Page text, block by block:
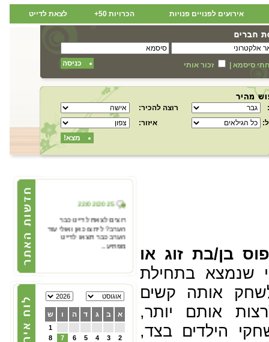
אירועים לפנויים פנויות הכרויות 50+ לצאת לדייט
סיסמא זכור אותי כניסה
רוצה להכיר:
איזור:
מצא!
בן/בת זוג או
שנמצא בתחילת
בלשחק אותה קשים
אותם יותר,
הילדים בצד,
22/02/2025
רוצים לצאת לדייט כבר
הערב? ליחצו כאן ואולי עוד
הערב כבר תצאו לדייט
מפתיע...
22/02/2025
הכרויות לפרק ב' - קבוצת
פייסבוק תוססת ופעילה
לגרושים וגרושות שמחפשים
הכרות לפרק ב - להצטרפות
ליחצו כאן
א ב ג ד ה ו ש
1
2
3
4
5
6
7
8